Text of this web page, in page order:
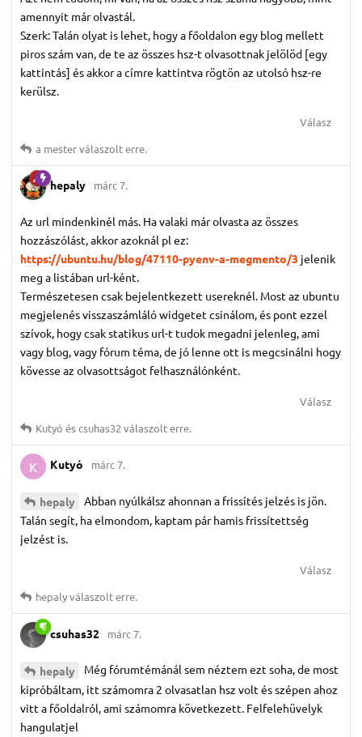
amennyit már olvastál.
Szerk: Talán olyat is lehet, hogy a főoldalon egy blog mellett
piros szám van, de te az összes hsz-t olvasottnak jelölöd [egy
kattintás] és akkor a címre kattintva rögtön az utolsó hsz-re
kerülsz.
Válasz
a mesterválaszolt erre.
hepaly márc 7.
Az url mindenkinél más. Ha valaki már olvasta az összes
hozzászólást, akkor azoknál pl ez:
https://ubuntu.hu/blog/47110-pyenv-a-megmento/3 jelenik
meg a listában url-ként.
Természetesen csak bejelentkezett usereknél. Most az ubuntu
megjelenés visszaszámláló widgetet csinálom, és pont ezzel
szívok, hogy csak statikus url-t tudok megadni jelenleg, ami
vagy blog, vagy fórum téma, de jó lenne ott is megcsinálni hogy
kövesse az olvasottságot felhasználónként.
Válasz
Kutyó éscsuhas32 válaszolt erre.
K Kutyó márc 7.
hepaly
Abban nyúlkálsz ahonnan a frissítés jelzés is jön.
Talán segít, ha elmondom, kaptam pár hamis frissítettség
jelzést is.
Válasz
hepalyválaszolt erre.
csuhas32 márc 7.
hepaly
Még fórumtémánál sem néztem ezt soha, de most
kipróbáltam, itt számomra 2 olvasatlan hsz volt és szépen ahoz
vitt a főoldalról, ami számomra következett. Felfelehüvelyk
hangulatjel